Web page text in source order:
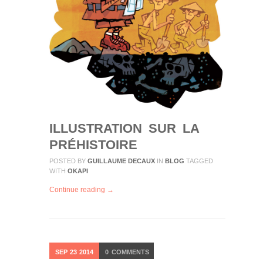
ILLUSTRATION SUR LA
PRÉHISTOIRE
POSTED BY GUILLAUME DECAUX IN BLOG TAGGED
WITH OKAPI
Continue reading →
SEP 23 2014 0 COMMENTS